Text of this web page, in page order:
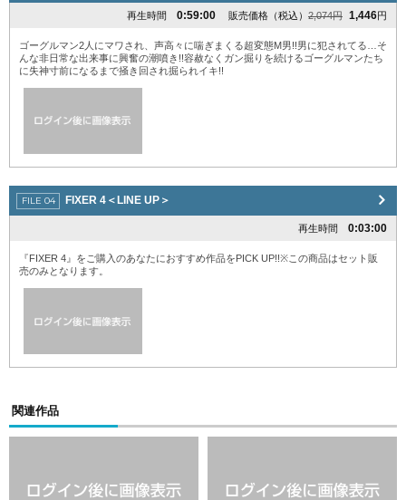
再生時間 0:59:00 販売価格（税込） 2,074円 1,446円
ゴーグルマン2人にマワされ、声高々に喘ぎまくる超変態M男!!男に犯されてる…そ
んな非日常な出来事に興奮の潮噴き!!容赦なくガン掘りを続けるゴーグルマンたち
に失神寸前になるまで掻き回され掘られイキ!!
FIXER 4＜LINE UP＞
再生時間 0:03:00
『FIXER 4』をご購入のあなたにおすすめ作品をPICK UP!!※この商品はセット販
売のみとなります。
関連作品